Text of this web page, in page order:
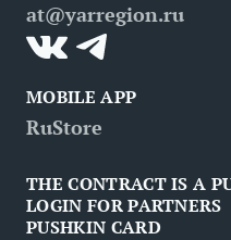
Inclusive tourism
at@yarregion.ru
MOBILE APP
RuStore
THE CONTRACT IS A
LOGIN FOR PARTNERS
PUSHKIN CARD